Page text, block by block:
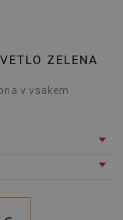
ZELENA
v vsakem